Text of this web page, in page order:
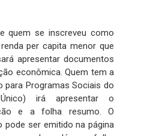
quem se inscreveu como
per capita menor que
apresentar documentos
econômica. Quem tem a
para Programas Sociais do
irá apresentar o
e a folha resumo. O
pode ser emitido na página